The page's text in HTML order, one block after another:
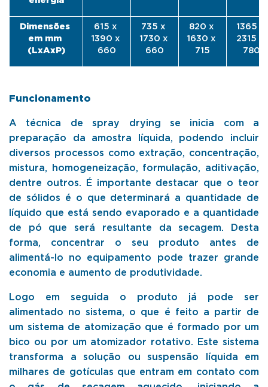
Dimensões
em mm
(LxAxP)
615 x
1390 x
660
735 x
1730 x
660
820 x
1630 x
715
1365 x
2315 x
780
Funcionamento
A técnica de spray drying se inicia com a
preparação da amostra líquida, podendo incluir
diversos processos como extração, concentração,
mistura, homogeneização, formulação, aditivação,
dentre outros. É importante destacar que o teor
de sólidos é o que determinará a quantidade de
líquido que está sendo evaporado e a quantidade
de pó que será resultante da secagem. Desta
forma, concentrar o seu produto antes de
alimentá-lo no equipamento pode trazer grande
economia e aumento de produtividade.
Logo em seguida o produto já pode ser
alimentado no sistema, o que é feito a partir de
um sistema de atomização que é formado por um
bico ou por um atomizador rotativo. Este sistema
transforma a solução ou suspensão líquida em
milhares de gotículas que entram em contato com